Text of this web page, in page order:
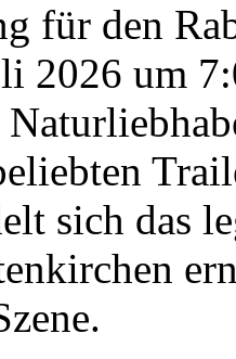
für den
2026 um
sich das